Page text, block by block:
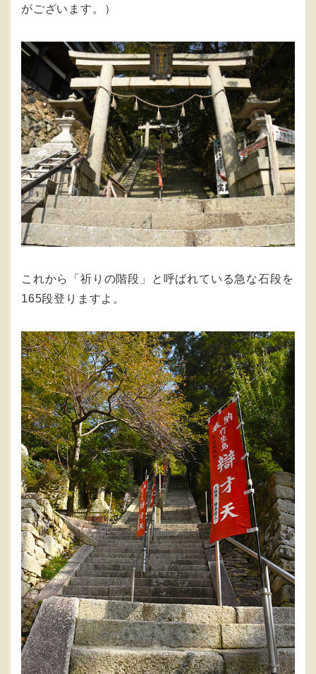
がございます。）
これから「祈りの階段」と呼ばれている急な石段を
165段登りますよ。